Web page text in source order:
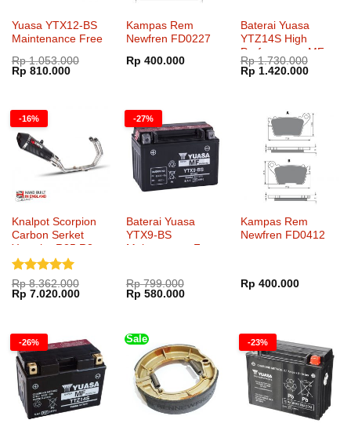
Yuasa YTX12-BS
Maintenance Free
Rp1.053.000
Harga
aslinya
Rp 810.000Harga
Rp 810.000.
Kampas Rem
Newfren FD0227
Rp 400.000
Baterai Yuasa
YTZ14S High
Performance MF
Rp1.730.000
Harga
aslinya
Rp 1.420.000Harga
Rp
-16%
Knalpot Scorpion
Carbon Serket
Yamaha R25 R3
Full System
Dinilai5
dari 5
Rp8.362.000
Harga
aslinya
Rp 7.020.000Harga
Rp 7.020.000.
-27%
Baterai Yuasa
YTX9-BS
Maintenance Free
Rp799.000
Harga
aslinya
Rp 580.000Harga
Rp 580.000.
Kampas Rem
Newfren FD0412
Rp 400.000
-26% Sale -23%